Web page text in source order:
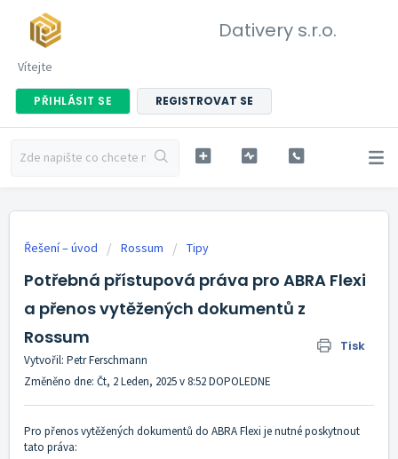
Dativery s.r.o.
Vítejte
PŘIHLÁSIT SE REGISTROVAT SE
Řešení – úvod Rossum Tipy
Potřebná přístupová práva pro ABRA Flexi
a přenos vytěžených dokumentů z
Rossum
Tisk
Vytvořil: Petr Ferschmann
Změněno dne: Čt, 2 Leden, 2025 v 8:52 DOPOLEDNE
Pro přenos vytěžených dokumentů do ABRA Flexi je nutné poskytnout
tato práva: